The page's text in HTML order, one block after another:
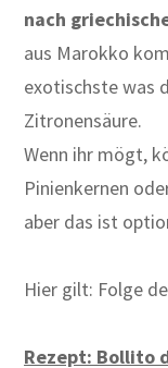
nach
aus Marokko
exotischste was
Zitronensäure.
Wenn ihr mögt,
Pinienkernen
aber das ist
Hier gilt: Folge
Rezept: Bollito